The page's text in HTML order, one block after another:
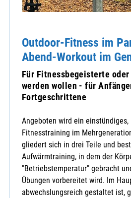
Outdoor-Fitness im
Abend-Workout im
Für Fitnessbegeisterte
werden wollen - für
Fortgeschrittene
Angeboten wird ein
Fitnesstraining im
gliedert sich in drei Teile und
Aufwärmtraining, in dem der
"Betriebstemperatur" gebracht
Übungen vorbereitet wird. Im
abwechslungsreich gestaltet ist,